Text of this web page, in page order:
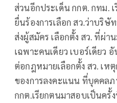
ส่วนอีกประเด็น กกต. กทม.
ยื่นร้องการเลือก สว.ว่าบริ
ส่งผู้สมัคร เลือกตั้ง สว. ที่ผ่า
เฉพาะคนเดียว เบอร์เดียว
ต่อกฎหมายเลือกตั้ง สว. เห
ของการลงคะแนน ที่บุคคล
กกต.เรียกตนมาสอบเป็นครั้